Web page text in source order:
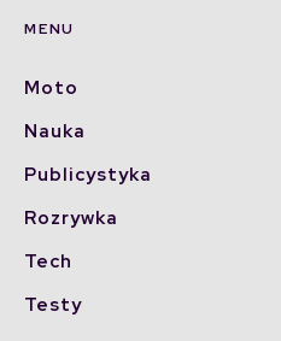
MENU
Moto
Nauka
Publicystyka
Rozrywka
Tech
Testy